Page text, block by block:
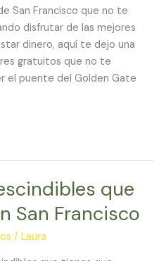
San Francisco que no te
disfrutar de las mejores
dinero, aquí te dejo una
gratuitos que no te
el puente del Golden Gate
que
San Francisco
/Laura